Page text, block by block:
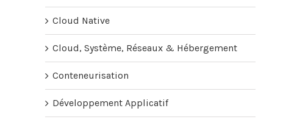
Cloud Native
Cloud, Système, Réseaux & Hébergement
Conteneurisation
Développement Applicatif